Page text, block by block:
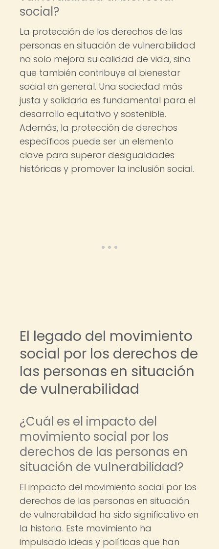
social?
La protección de los derechos de las
personas en situación de vulnerabilidad
no solo mejora su calidad de vida, sino
que también contribuye al bienestar
social en general. Una sociedad más
justa y solidaria es fundamental para el
desarrollo equitativo y sostenible.
Además, la protección de derechos
específicos puede ser un elemento
clave para superar desigualdades
históricas y promover la inclusión social.
El legado del movimiento
social por los derechos de
las personas en situación
de vulnerabilidad
¿Cuál es el impacto del
movimiento social por los
derechos de las personas en
situación de vulnerabilidad?
El impacto del movimiento social por los
derechos de las personas en situación
de vulnerabilidad ha sido significativo en
la historia. Este movimiento ha
impulsado ideas y políticas que han